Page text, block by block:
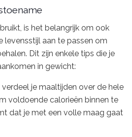
is het belangrijk om ook
levensstijl aan te passen om
Dit zijn enkele tips die je
in gewicht:
je maaltijden over de hele
voldoende calorieën binnen te
dat je met een volle maag gaat